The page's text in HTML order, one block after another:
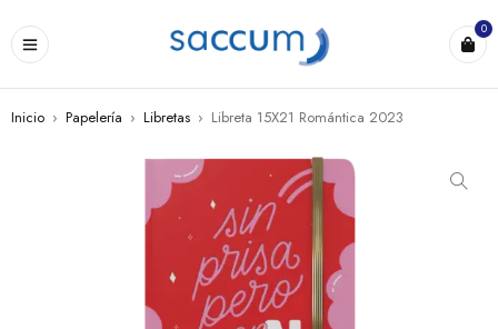
0
Inicio › Papelería › Libretas › Libreta 15X21 Romántica 2023